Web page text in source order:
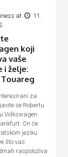
at
11.
koji
vaše
i želje:
za
se Robertu
Volkswagen
On će
jeziku
što vas
raspoloživa